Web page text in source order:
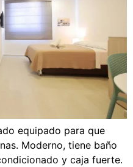
equipado para que
Moderno, tiene baño
y caja fuerte.